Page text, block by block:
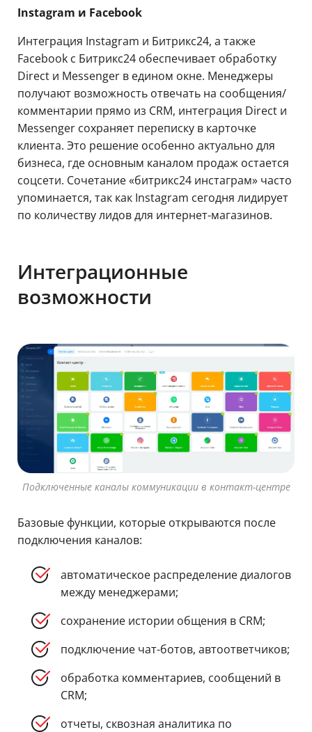
Instagram и Facebook
Интеграция Instagram и Битрикс24, а также
Facebook с Битрикс24 обеспечивает обработку
Direct и Messenger в едином окне. Менеджеры
получают возможность отвечать на сообщения/
комментарии прямо из CRM, интеграция Direct и
Messenger сохраняет переписку в карточке
клиента. Это решение особенно актуально для
бизнеса, где основным каналом продаж остается
соцсети. Сочетание «битрикс24 инстаграм» часто
упоминается, так как Instagram сегодня лидирует
по количеству лидов для интернет-магазинов.
Интеграционные
возможности
Подключенные каналы коммуникации в контакт-центре
Базовые функции, которые открываются после
подключения каналов:
автоматическое распределение диалогов
между менеджерами;
сохранение истории общения в CRM;
подключение чат-ботов, автоответчиков;
обработка комментариев, сообщений в
CRM;
отчеты, сквозная аналитика по